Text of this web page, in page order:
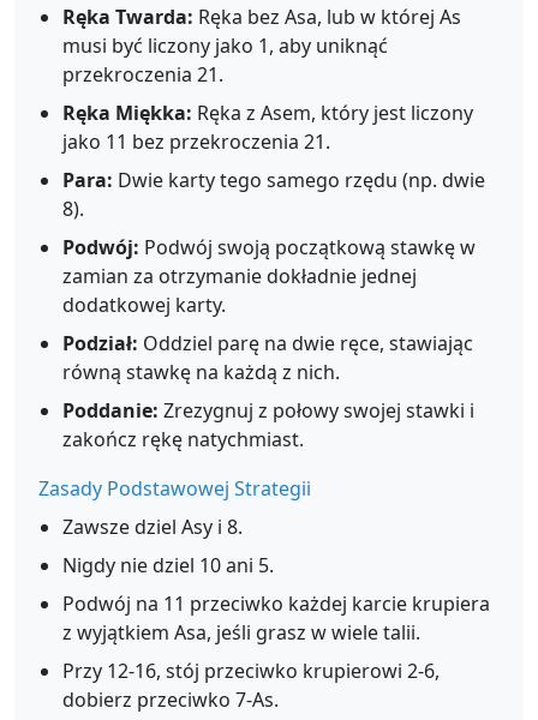
Ręka Twarda: Ręka bez Asa, lub w której As
musi być liczony jako 1, aby uniknąć
przekroczenia 21.
Ręka Miękka: Ręka z Asem, który jest liczony
jako 11 bez przekroczenia 21.
Para: Dwie karty tego samego rzędu (np. dwie
8).
Podwój: Podwój swoją początkową stawkę w
zamian za otrzymanie dokładnie jednej
dodatkowej karty.
Podział: Oddziel parę na dwie ręce, stawiając
równą stawkę na każdą z nich.
Poddanie: Zrezygnuj z połowy swojej stawki i
zakończ rękę natychmiast.
Zasady Podstawowej Strategii
Zawsze dziel Asy i 8.
Nigdy nie dziel 10 ani 5.
Podwój na 11 przeciwko każdej karcie krupiera
z wyjątkiem Asa, jeśli grasz w wiele talii.
Przy 12-16, stój przeciwko krupierowi 2-6,
dobierz przeciwko 7-As.